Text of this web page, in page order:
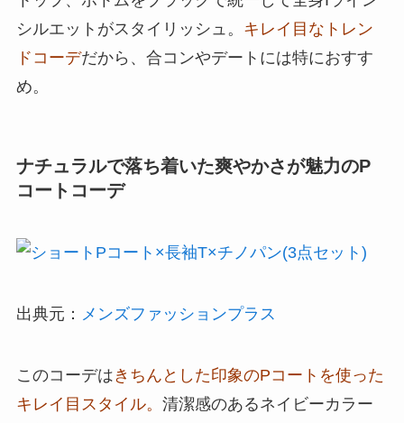
シルエットがスタイリッシュ。 キレイ目なトレン
ドコーデだから、合コンやデートには特におすす
め。
ナチュラルで落ち着いた爽やかさが魅力のP
コートコーデ
出典元： メンズファッションプラス
このコーデはきちんとした印象のPコートを使った
キレイ目スタイル。 清潔感のあるネイビーカラー